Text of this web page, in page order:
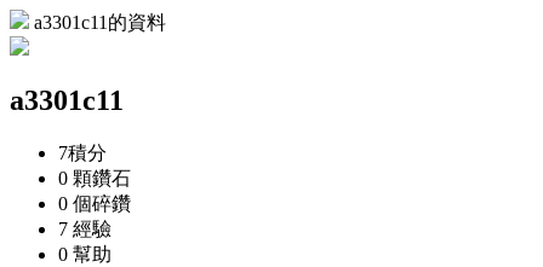
a3301c11的資料
a3301c11
7積分
0 顆鑽石
0 個碎鑽
7 經驗
0 幫助